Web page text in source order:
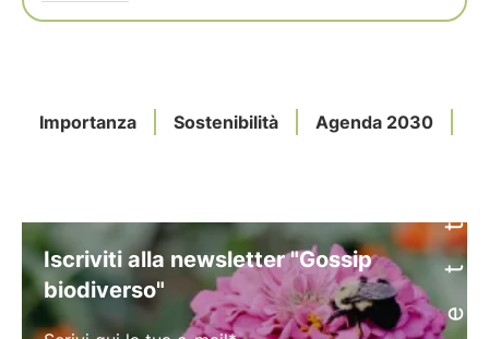
Importanza Sostenibilità Agenda 2030
Iscriviti alla newsletter "Gossip
biodiverso"